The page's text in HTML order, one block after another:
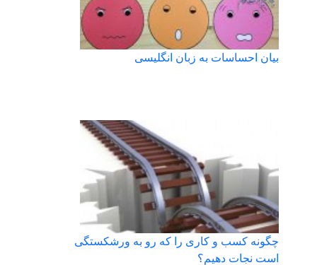
بیان احساسات به زبان انگلیسی
چگونه کسب و کاری را که رو به ورشکستگی
است نجات دهیم؟